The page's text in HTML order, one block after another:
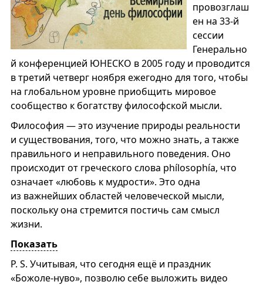
провозглаш
ен на 33-й
сессии
Генерально
й конференцией ЮНЕСКО в 2005 году и проводится
в третий четверг ноября ежегодно для того, чтобы
на глобальном уровне приобщить мировое
сообщество к богатству философской мысли.
Философия — это изучение природы реальности
и существования, того, что можно знать, а также
правильного и неправильного поведения. Оно
происходит от греческого слова phílosophía, что
означает «любовь к мудрости». Это одна
из важнейших областей человеческой мысли,
поскольку она стремится постичь сам смысл
жизни.
Показать
P. S. Учитывая, что сегодня ещё и праздник
«Божоле-нуво», позволю себе выложить видео